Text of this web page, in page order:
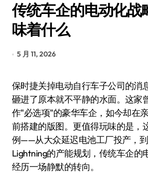
传统车企的电动化战
味着什么
5 月 11, 2026
保时捷关掉电动自行车子公司的消息，像一块石头
砸进了原本就不平静的水面。这家
作"必选项"的豪华车企，如今却在
前搭建的版图。更值得玩味的是，
例——从大众延迟电池工厂投产，
Lightning的产能规划，传统车企的
经历一场静默的转向。